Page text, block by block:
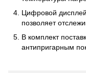
Цифровой
позволяет
В комплект
антипригарным